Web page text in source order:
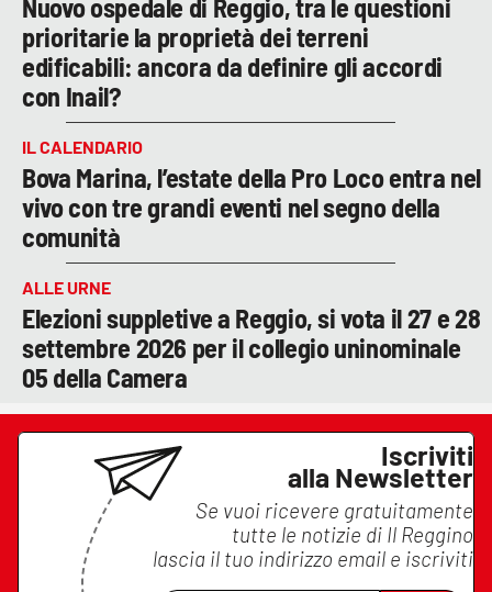
Nuovo ospedale di Reggio, tra le questioni
prioritarie la proprietà dei terreni
edificabili: ancora da definire gli accordi
con Inail?
IL CALENDARIO
Bova Marina, l’estate della Pro Loco entra nel
vivo con tre grandi eventi nel segno della
comunità
ALLE URNE
Elezioni suppletive a Reggio, si vota il 27 e 28
settembre 2026 per il collegio uninominale
05 della Camera
Iscriviti
alla Newsletter
Se vuoi ricevere gratuitamente
tutte le notizie di Il Reggino
lascia il tuo indirizzo email e iscriviti